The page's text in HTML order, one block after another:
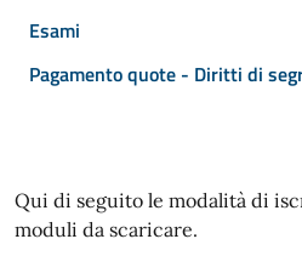
Esami
Pagamento quote - Diritti di
Qui di seguito le modalità di
moduli da scaricare.